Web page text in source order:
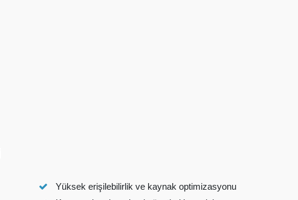
Yüksek erişilebilirlik ve kaynak optimizasyonu